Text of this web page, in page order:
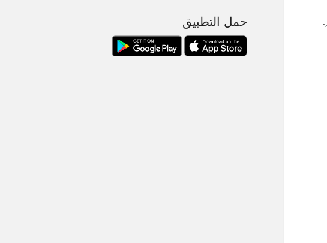
حمل التطبيق